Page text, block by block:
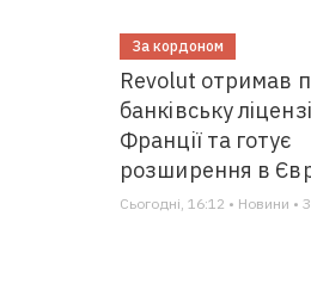
За кордоном
Revolut отримав
банківську
Франції та готує
розширення в
Сьогодні, 16:12 • Новини •